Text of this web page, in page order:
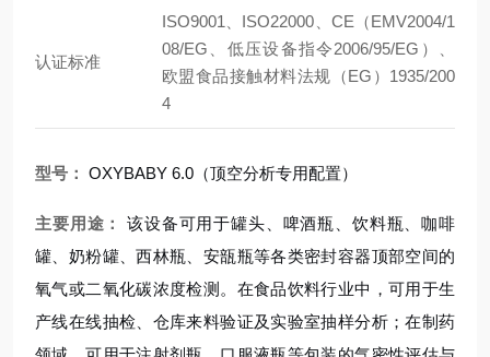
认证标准
ISO9001、ISO22000、CE（EMV2004/1
08/EG、低压设备指令2006/95/EG）、
欧盟食品接触材料法规（EG）1935/200
4
型号： OXYBABY 6.0（顶空分析专用配置）
主要用途：
该设备可用于罐头、啤酒瓶、饮料瓶、咖啡
罐、奶粉罐、西林瓶、安瓿瓶等各类密封容器顶部空间的
氧气或二氧化碳浓度检测。在食品饮料行业中，可用于生
产线在线抽检、仓库来料验证及实验室抽样分析；在制药